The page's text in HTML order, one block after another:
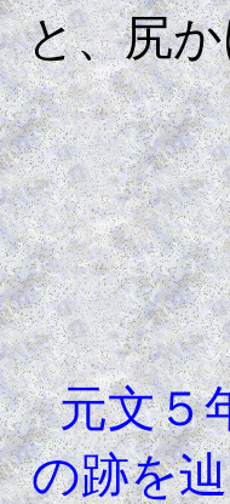
と、尻
寢
元文５年
の跡を